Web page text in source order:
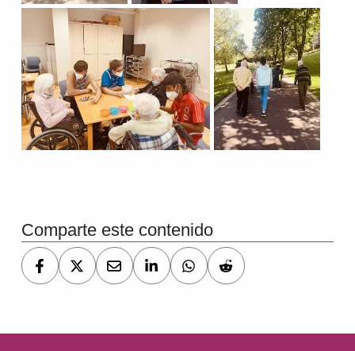
Comparte este contenido
Navegación de entradas